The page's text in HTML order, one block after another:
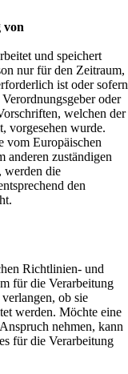
von
und speichert
nur für den Zeitraum,
ist oder sofern
oder
welchen der
vorgesehen wurde.
vom Europäischen
anderen zuständigen
werden die
den
Richtlinien- und
für die Verarbeitung
ob sie
werden. Möchte eine
nehmen, kann
für die Verarbeitung